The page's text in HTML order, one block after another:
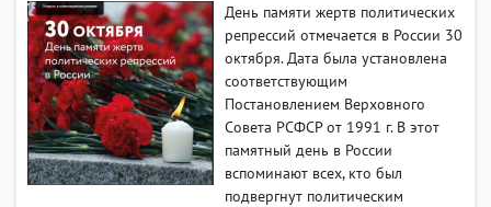
День памяти жертв политических
репрессий отмечается в России 30
октября. Дата была установлена
соответствующим
Постановлением Верховного
Совета РСФСР от 1991 г. В этот
памятный день в России
вспоминают всех, кто был
подвергнут политическим